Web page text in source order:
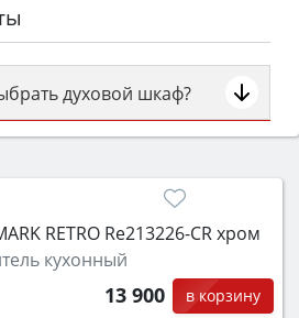
духовой шкаф?
с типом (газовый или
объём 50–70 л для семьи,
гриль, самоочистка,
RETRO Re213226-CR хром
кухонный
13 900 в корзину